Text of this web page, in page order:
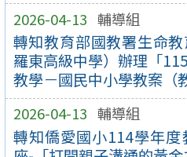
2026-04-13 輔導組
轉知教育部國教署生命
羅東高級中學）辦理「
教學－國民中小學教案（
2026-04-13 輔導組
轉知僑愛國小114學年